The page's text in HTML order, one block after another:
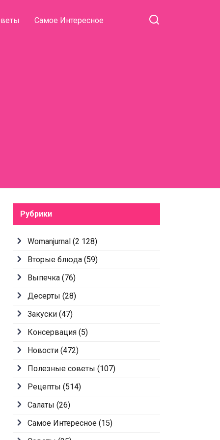
Самое Интересное
Рубрики
Womanjurnal (2 128)
Вторые блюда (59)
Выпечка (76)
Десерты (28)
Закуски (47)
Консервация (5)
Новости (472)
Полезные советы (107)
Рецепты (514)
Салаты (26)
Самое Интересное (15)